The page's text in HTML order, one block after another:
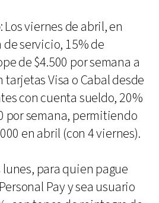
: Los viernes de abril, en
servicio, 15% de
de $4.500 por semana a
Visa o Cabal desde
con cuenta sueldo, 20%
por semana, permitiendo
en abril (con 4 viernes).
lunes, para quien pague
Pay y sea usuario